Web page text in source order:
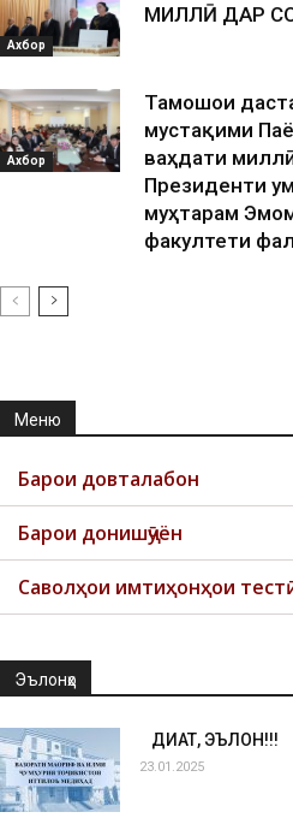
Ахбор
МИЛЛӢ ДАР
Ахбор
Тамошои
мустақими
ваҳдати
Президенти
муҳтарам
факултети
Меню
Барои довталабон
Барои донишҷӯён
Саволҳои имтиҳонҳои
Эълонҳо
ДИҚҚАТ, ЭЪЛОН!!!
23.01.2025